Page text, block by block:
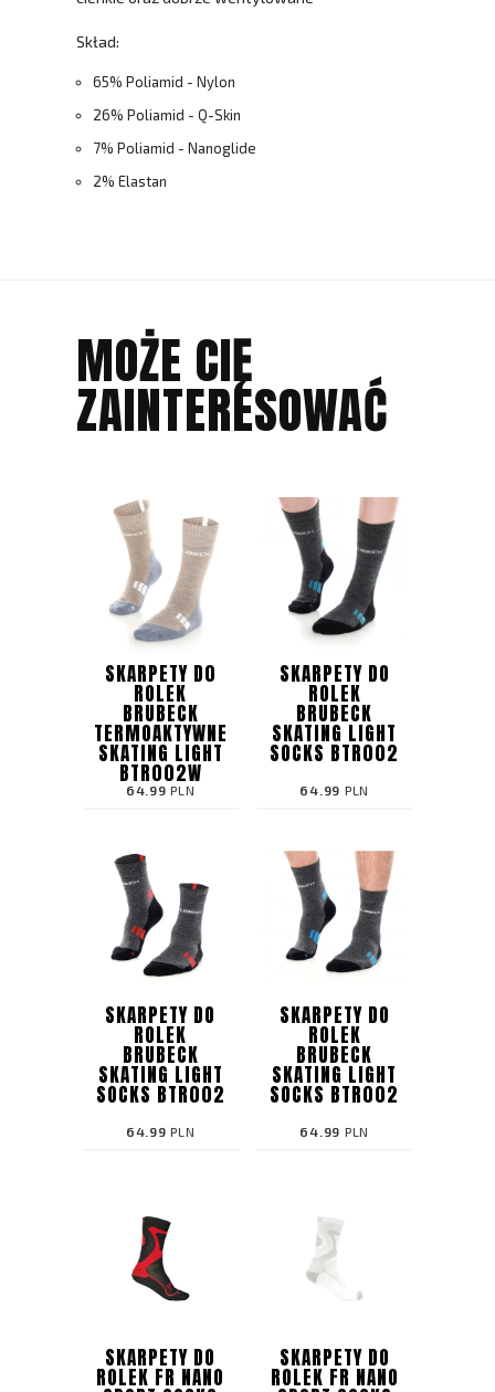
Skład:
65% Poliamid - Nylon
26% Poliamid - Q-Skin
7% Poliamid - Nanoglide
2% Elastan
MOŻE CIĘ
ZAINTERESOWAĆ
SKARPETY D0
ROLEK
BRUBECK
TERMOAKTYWNE
SKATING LIGHT
BTR002W
64.99 PLN
SKARPETY DO
ROLEK
BRUBECK
SKATING LIGHT
SOCKS BTR002
64.99 PLN
SKARPETY DO
ROLEK
BRUBECK
SKATING LIGHT
SOCKS BTR002
64.99 PLN
SKARPETY DO
ROLEK
BRUBECK
SKATING LIGHT
SOCKS BTR002
64.99 PLN
SKARPETY DO
ROLEK FR NANO
SKARPETY DO
ROLEK FR NANO